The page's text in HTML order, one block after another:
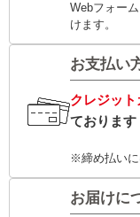
Webフォー
けます。
お支払い
クレジッ
ております
※締め払いに
お届けに